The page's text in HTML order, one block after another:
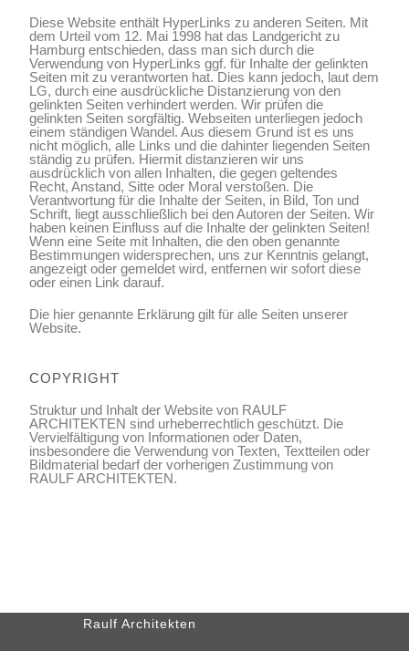
Diese Website enthält HyperLinks zu anderen Seiten. Mit
dem Urteil vom 12. Mai 1998 hat das Landgericht zu
Hamburg entschieden, dass man sich durch die
Verwendung von HyperLinks ggf. für Inhalte der gelinkten
Seiten mit zu verantworten hat. Dies kann jedoch, laut dem
LG, durch eine ausdrückliche Distanzierung von den
gelinkten Seiten verhindert werden. Wir prüfen die
gelinkten Seiten sorgfältig. Webseiten unterliegen jedoch
einem ständigen Wandel. Aus diesem Grund ist es uns
nicht möglich, alle Links und die dahinter liegenden Seiten
ständig zu prüfen. Hiermit distanzieren wir uns
ausdrücklich von allen Inhalten, die gegen geltendes
Recht, Anstand, Sitte oder Moral verstoßen. Die
Verantwortung für die Inhalte der Seiten, in Bild, Ton und
Schrift, liegt ausschließlich bei den Autoren der Seiten. Wir
haben keinen Einfluss auf die Inhalte der gelinkten Seiten!
Wenn eine Seite mit Inhalten, die den oben genannte
Bestimmungen widersprechen, uns zur Kenntnis gelangt,
angezeigt oder gemeldet wird, entfernen wir sofort diese
oder einen Link darauf.
Die hier genannte Erklärung gilt für alle Seiten unserer
Website.
COPYRIGHT
Struktur und Inhalt der Website von RAULF
ARCHITEKTEN sind urheberrechtlich geschützt. Die
Vervielfältigung von Informationen oder Daten,
insbesondere die Verwendung von Texten, Textteilen oder
Bildmaterial bedarf der vorherigen Zustimmung von
RAULF ARCHITEKTEN.
Raulf Architekten